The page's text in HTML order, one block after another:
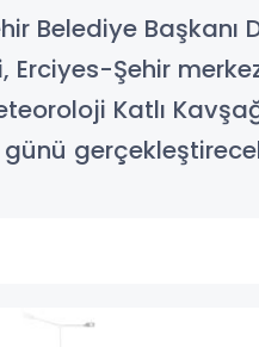
Belediye Başkanı
Erciyes-Şehir
Katlı